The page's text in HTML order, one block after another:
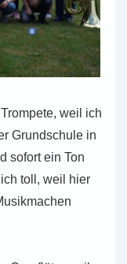
weil ich
Grund­schu­le in
sofort ein Ton
toll, weil hier